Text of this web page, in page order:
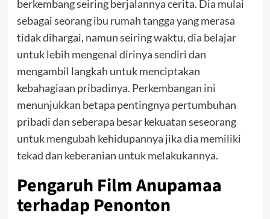
berkembang seiring berjalannya cerita. Dia mulai
sebagai seorang ibu rumah tangga yang merasa
tidak dihargai, namun seiring waktu, dia belajar
untuk lebih mengenal dirinya sendiri dan
mengambil langkah untuk menciptakan
kebahagiaan pribadinya. Perkembangan ini
menunjukkan betapa pentingnya pertumbuhan
pribadi dan seberapa besar kekuatan seseorang
untuk mengubah kehidupannya jika dia memiliki
tekad dan keberanian untuk melakukannya.
Pengaruh Film Anupamaa
terhadap Penonton